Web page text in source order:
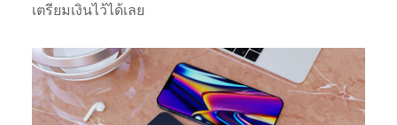
เตรียมเงินไว้ได้เลย